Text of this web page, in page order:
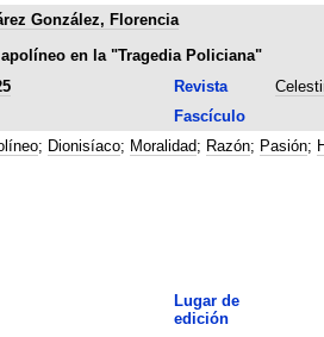
González, Florencia
en la "Tragedia Policiana"
Revista
Fascículo
; Dionisíaco; Moralidad; Razón; Pasión;
Lugar de
edición